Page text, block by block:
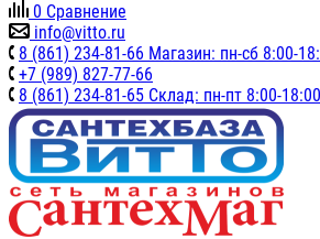
0 Сравнение
info@vitto.ru
8 (861) 234-81-66 Магазин: пн-сб 8:00-
+7 (989) 827-77-66
8 (861) 234-81-65 Склад: пн-пт 8:00-18:00